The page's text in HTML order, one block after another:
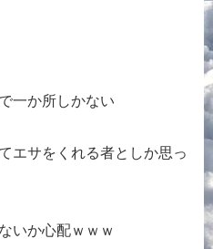
一か所しかない
エサをくれる者としか思っ
いか心配ｗｗｗ